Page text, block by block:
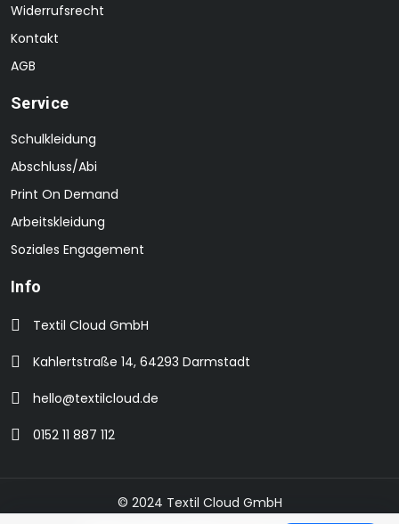
Widerrufsrecht
Kontakt
AGB
Service
Schulkleidung
Abschluss/Abi
Print On Demand
Arbeitskleidung
Soziales Engagement
Info
Textil Cloud GmbH
Kahlertstraße 14, 64293 Darmstadt
hello@textilcloud.de
0152 11 887 112
© 2024 Textil Cloud GmbH